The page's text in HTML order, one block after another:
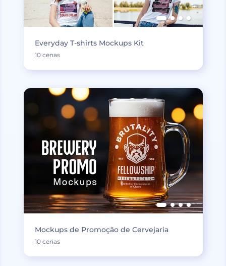
Everyday T-shirts Mockups Kit
10 cenas
Mockups de Promoção de Cervejaria
10 cenas